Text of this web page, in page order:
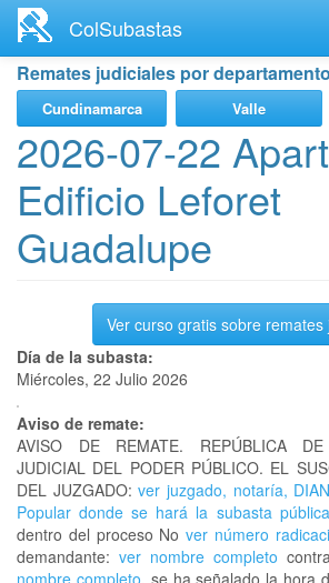
contenido
principal
ColSubastas
Remates judiciales por
Cundinamarca Valle
2026-07-22
Edificio Leforet
Guadalupe
Ver curso gratis sobre remates
Día de la subasta:
Miércoles, 22 Julio 2026
Aviso de remate:
AVISO DE REMATE. REPÚBLICA
JUDICIAL DEL PODER PÚBLICO. EL
DEL JUZGADO: ver juzgado, notaría,
Popular donde se hará la subasta pública
dentro del proceso Nover número
demandante: ver nombre completo
nombre completo, se ha señalado la hora